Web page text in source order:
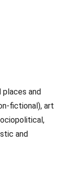
places and
fictional), art
and